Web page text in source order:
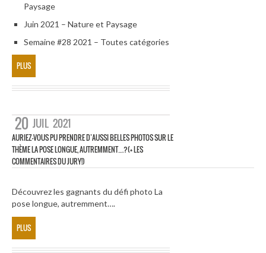
Paysage
Juin 2021 – Nature et Paysage
Semaine #28 2021 – Toutes catégories
PLUS
20 JUIL 2021
AURIEZ-VOUS PU PRENDRE D’AUSSI BELLES PHOTOS SUR LE
THÈME LA POSE LONGUE, AUTREMMENT….?(+ LES
COMMENTAIRES DU JURY!)
Découvrez les gagnants du défi photo La
pose longue, autremment….
PLUS